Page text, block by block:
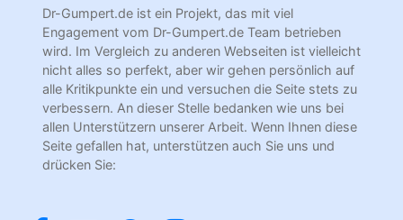
Dr-Gumpert.de ist ein Projekt, das mit viel
Engagement vom Dr-Gumpert.de Team betrieben
wird. Im Vergleich zu anderen Webseiten ist vielleicht
nicht alles so perfekt, aber wir gehen persönlich auf
alle Kritikpunkte ein und versuchen die Seite stets zu
verbessern. An dieser Stelle bedanken wie uns bei
allen Unterstützern unserer Arbeit. Wenn Ihnen diese
Seite gefallen hat, unterstützen auch Sie uns und
drücken Sie: